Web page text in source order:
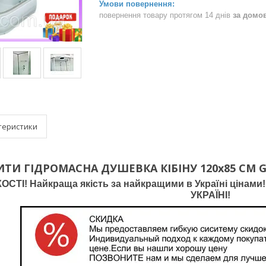
повернення товару протягом 14 днів за
ГІДРОМАСНА ДУШЕВКА КІБІНУ 120х85 СМ
Найкраща якість за найкращими в Україні
УКРАЇНІ!